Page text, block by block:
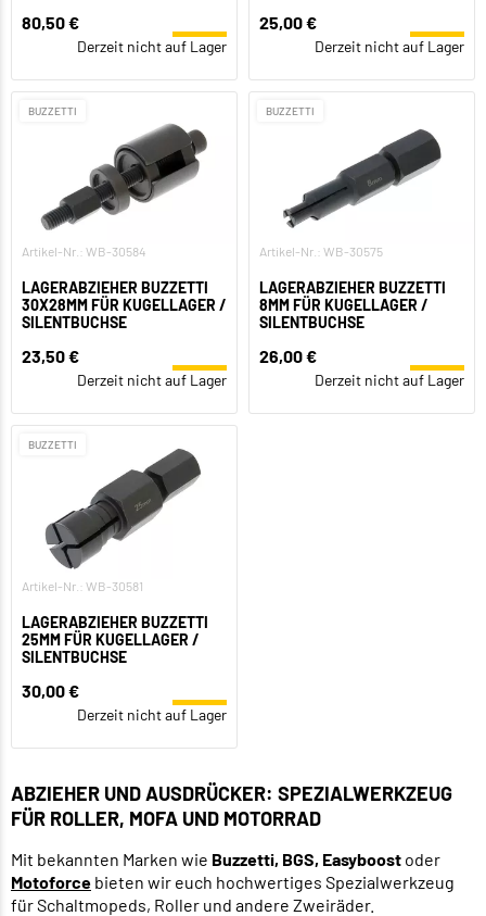
80,50 €
Derzeit nicht auf Lager
25,00 €
Derzeit nicht auf Lager
BUZZETTI
Artikel-Nr.: WB-30584
LAGERABZIEHER BUZZETTI
30X28MM FÜR KUGELLAGER /
SILENTBUCHSE
23,50 €
Derzeit nicht auf Lager
BUZZETTI
Artikel-Nr.: WB-30575
LAGERABZIEHER BUZZETTI
8MM FÜR KUGELLAGER /
SILENTBUCHSE
26,00 €
Derzeit nicht auf Lager
BUZZETTI
Artikel-Nr.: WB-30581
LAGERABZIEHER BUZZETTI
25MM FÜR KUGELLAGER /
SILENTBUCHSE
30,00 €
Derzeit nicht auf Lager
ABZIEHER UND AUSDRÜCKER: SPEZIALWERKZEUG
FÜR ROLLER, MOFA UND MOTORRAD
Mit bekannten Marken wie Buzzetti, BGS, Easyboost oder
Motoforce bieten wir euch hochwertiges Spezialwerkzeug
für Schaltmopeds, Roller und andere Zweiräder.